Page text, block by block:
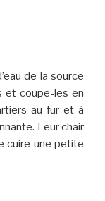
de la source
et coupe-les en
au fur et à
Leur chair
cuire une petite